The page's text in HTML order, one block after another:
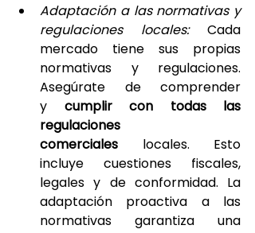
Adaptación a las normativas y
regulaciones locales: Cada
mercado tiene sus propias
normativas y regulaciones.
Asegúrate de comprender
y cumplir con todas las
regulaciones
comerciales locales. Esto
incluye cuestiones fiscales,
legales y de conformidad. La
adaptación proactiva a las
normativas garantiza una